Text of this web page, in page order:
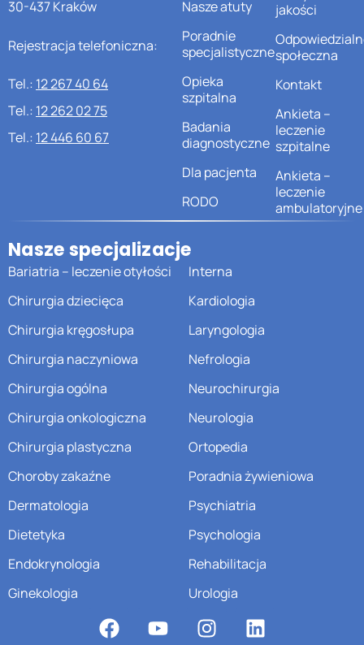
30-437 Kraków
Rejestracja telefoniczna:
Tel.: 12 267 40 64
Tel.: 12 262 02 75
Tel.: 12 446 60 67
Nasze atuty
Poradnie
specjalistyczne
Opieka
szpitalna
Badania
diagnostyczne
Dla pacjenta
RODO
jakości
społeczna
Kontakt
Ankieta –
leczenie
szpitalne
Ankieta –
leczenie
ambulatoryjne
Nasze specjalizacje
Bariatria – leczenie otyłości
Chirurgia dziecięca
Chirurgia kręgosłupa
Chirurgia naczyniowa
Chirurgia ogólna
Chirurgia onkologiczna
Chirurgia plastyczna
Choroby zakaźne
Dermatologia
Dietetyka
Endokrynologia
Ginekologia
Interna
Kardiologia
Laryngologia
Nefrologia
Neurochirurgia
Neurologia
Ortopedia
Poradnia żywieniowa
Psychiatria
Psychologia
Rehabilitacja
Urologia